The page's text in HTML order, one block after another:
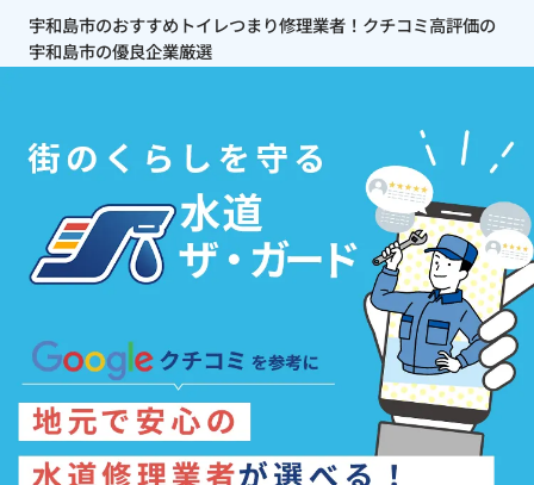
宇和島市のおすすめトイレつまり修理業者！クチコミ高評価の
宇和島市の優良企業厳選